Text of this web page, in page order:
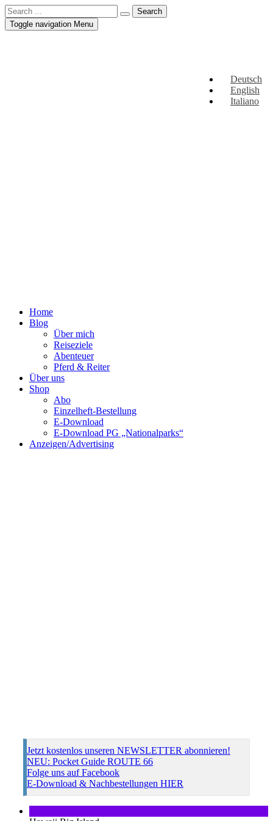
Deutsch
English
Italiano
Toggle navigation Menu
Home
Blog
Über mich
Reiseziele
Abenteuer
Pferd & Reiter
Über uns
Shop
Abo
Einzelheft-Bestellung
E-Download
E-Download PG „Nationalparks“
Anzeigen/Advertising
Jetzt kostenlos unseren NEWSLETTER abonnieren!
NEU: Pocket Guide ROUTE 66
Folge uns auf Facebook
E-Download & Nachbestellungen HIER